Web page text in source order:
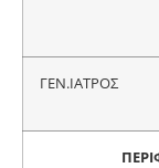
ΓΕΝ.ΙΑΤΡΟΣ